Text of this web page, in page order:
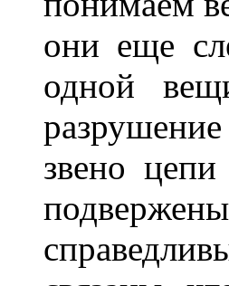
они еще
одной
разрушение
звено